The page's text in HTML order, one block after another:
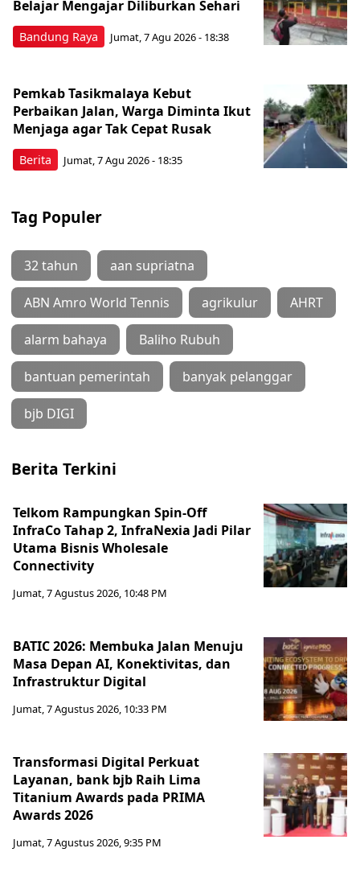
Bandung Raya
Belajar Mengajar Diliburkan Sehari
Jumat, 7 Agu 2026 - 18:38
Berita
Pemkab Tasikmalaya Kebut
Perbaikan Jalan, Warga Diminta Ikut
Menjaga agar Tak Cepat Rusak
Jumat, 7 Agu 2026 - 18:35
Tag Populer
32 tahun aan supriatna
ABN Amro World Tennis agrikulur AHRT
alarm bahaya Baliho Rubuh
bantuan pemerintah banyak pelanggar
bjb DIGI
Berita Terkini
Telkom Rampungkan Spin-Off
InfraCo Tahap 2, InfraNexia Jadi Pilar
Utama Bisnis Wholesale
Connectivity
Jumat, 7 Agustus 2026, 10:48 PM
BATIC 2026: Membuka Jalan Menuju
Masa Depan AI, Konektivitas, dan
Infrastruktur Digital
Jumat, 7 Agustus 2026, 10:33 PM
Transformasi Digital Perkuat
Layanan, bank bjb Raih Lima
Titanium Awards pada PRIMA
Awards 2026
Jumat, 7 Agustus 2026, 9:35 PM